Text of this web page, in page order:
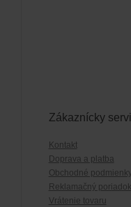
Zákaznícky
Kontakt
Doprava a platba
Obchodné
Reklamačný poriadok
Vrátenie tovaru